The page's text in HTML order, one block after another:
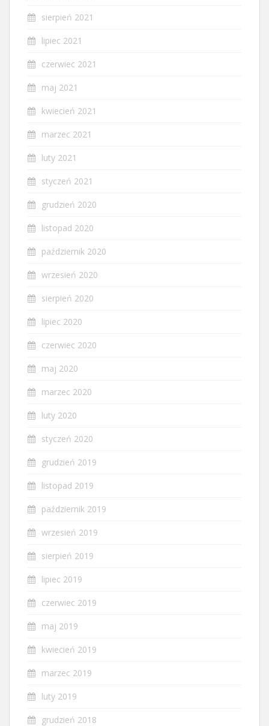
sierpień 2021
lipiec 2021
czerwiec 2021
maj 2021
kwiecień 2021
marzec 2021
luty 2021
styczeń 2021
grudzień 2020
listopad 2020
październik 2020
wrzesień 2020
sierpień 2020
lipiec 2020
czerwiec 2020
maj 2020
marzec 2020
luty 2020
styczeń 2020
grudzień 2019
listopad 2019
październik 2019
wrzesień 2019
sierpień 2019
lipiec 2019
czerwiec 2019
maj 2019
kwiecień 2019
marzec 2019
luty 2019
grudzień 2018